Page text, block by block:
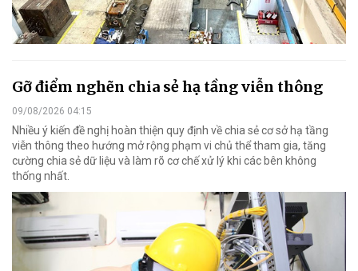
Gỡ điểm nghẽn chia sẻ hạ tầng viễn thông
09/08/2026 04:15
Nhiều ý kiến đề nghị hoàn thiện quy định về chia sẻ cơ sở hạ tầng
viễn thông theo hướng mở rộng phạm vi chủ thể tham gia, tăng
cường chia sẻ dữ liệu và làm rõ cơ chế xử lý khi các bên không
thống nhất.